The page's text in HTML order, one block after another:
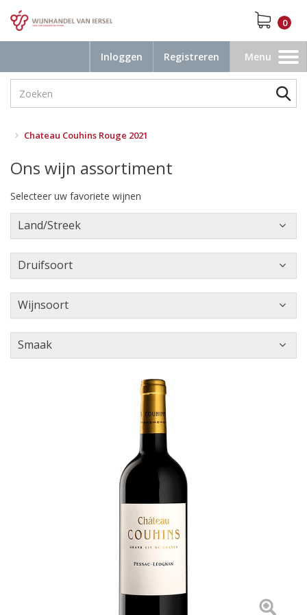
0
Inloggen Registreren
Toggle
navigation
Menu
Chateau Couhins Rouge 2021
Ons wijn assortiment
Selecteer uw favoriete wijnen
Land/Streek
Druifsoort
Wijnsoort
Smaak